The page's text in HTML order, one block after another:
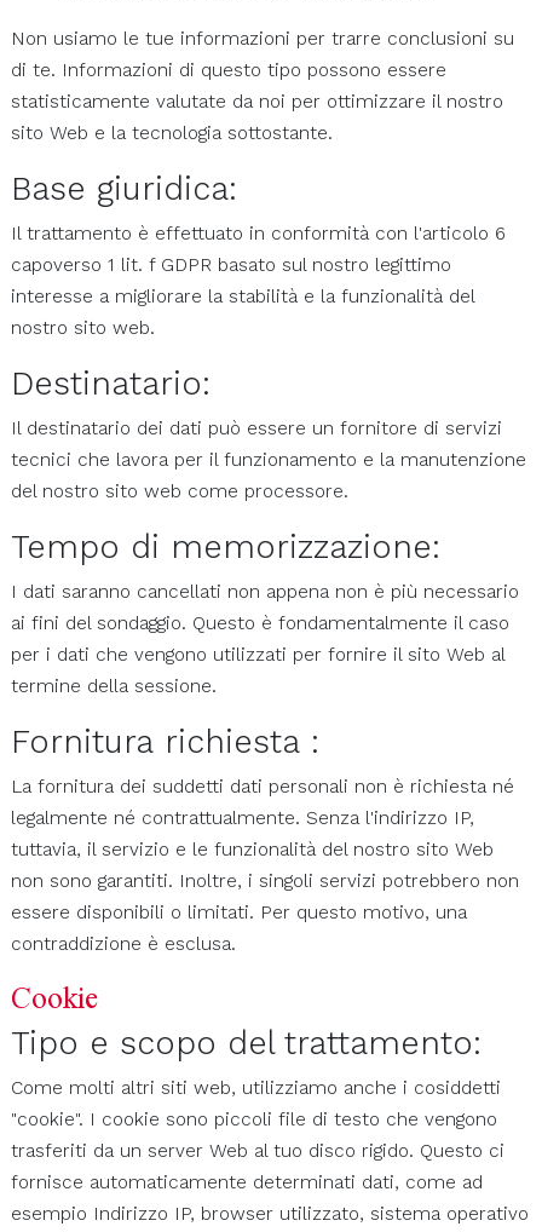
Non usiamo le tue informazioni per trarre conclusioni su
di te. Informazioni di questo tipo possono essere
statisticamente valutate da noi per ottimizzare il nostro
sito Web e la tecnologia sottostante.
Base giuridica:
Il trattamento è effettuato in conformità con l'articolo 6
capoverso 1 lit. f GDPR basato sul nostro legittimo
interesse a migliorare la stabilità e la funzionalità del
nostro sito web.
Destinatario:
Il destinatario dei dati può essere un fornitore di servizi
tecnici che lavora per il funzionamento e la manutenzione
del nostro sito web come processore.
Tempo di memorizzazione:
I dati saranno cancellati non appena non è più necessario
ai fini del sondaggio. Questo è fondamentalmente il caso
per i dati che vengono utilizzati per fornire il sito Web al
termine della sessione.
Fornitura richiesta :
La fornitura dei suddetti dati personali non è richiesta né
legalmente né contrattualmente. Senza l'indirizzo IP,
tuttavia, il servizio e le funzionalità del nostro sito Web
non sono garantiti. Inoltre, i singoli servizi potrebbero non
essere disponibili o limitati. Per questo motivo, una
contraddizione è esclusa.
Cookie
Tipo e scopo del trattamento:
Come molti altri siti web, utilizziamo anche i cosiddetti
"cookie". I cookie sono piccoli file di testo che vengono
trasferiti da un server Web al tuo disco rigido. Questo ci
fornisce automaticamente determinati dati, come ad
esempio Indirizzo IP, browser utilizzato, sistema operativo